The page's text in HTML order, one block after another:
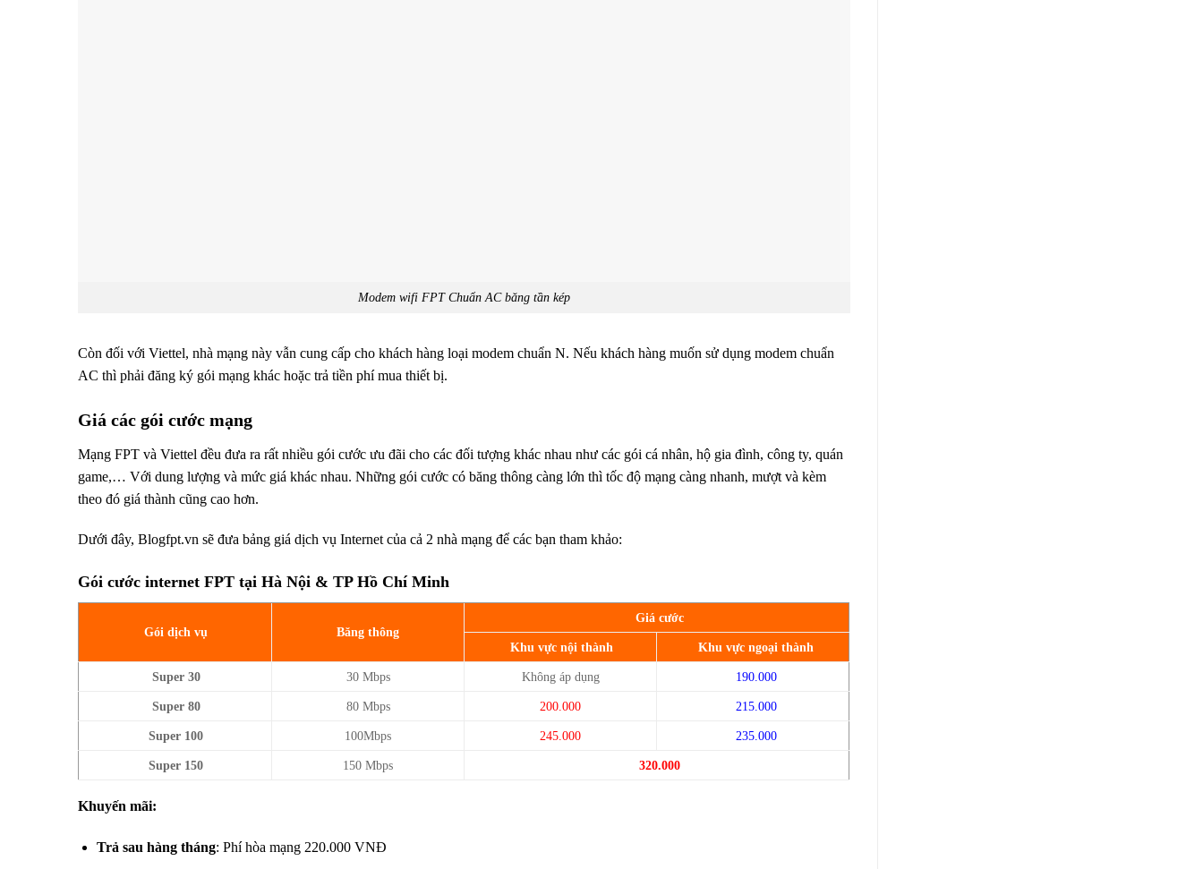
Modem wifi FPT Chuẩn AC băng tần kép
Còn đối với Viettel, nhà mạng này vẫn cung cấp cho khách hàng loại modem chuẩn N. Nếu khách hàng muốn sử dụng modem chuẩn
AC thì phải đăng ký gói mạng khác hoặc trả tiền phí mua thiết bị.
Giá các gói cước mạng
Mạng FPT và Viettel đều đưa ra rất nhiều gói cước ưu đãi cho các đối tượng khác nhau như các gói cá nhân, hộ gia đình, công ty, quán
game,… Với dung lượng và mức giá khác nhau. Những gói cước có băng thông càng lớn thì tốc độ mạng càng nhanh, mượt và kèm
theo đó giá thành cũng cao hơn.
Dưới đây, Blogfpt.vn sẽ đưa bảng giá dịch vụ Internet của cả 2 nhà mạng để các bạn tham khảo:
Gói cước internet FPT tại Hà Nội & TP Hồ Chí Minh
Gói dịch vụ Băng thông
Giá cước
Khu vực nội thành Khu vực ngoại thành
Super 30 30 Mbps Không áp dụng 190.000
Super 80 80 Mbps 200.000 215.000
Super 100 100Mbps 245.000 235.000
Super 150 150 Mbps 320.000
Khuyến mãi:
Trả sau hàng tháng: Phí hòa mạng 220.000 VNĐ